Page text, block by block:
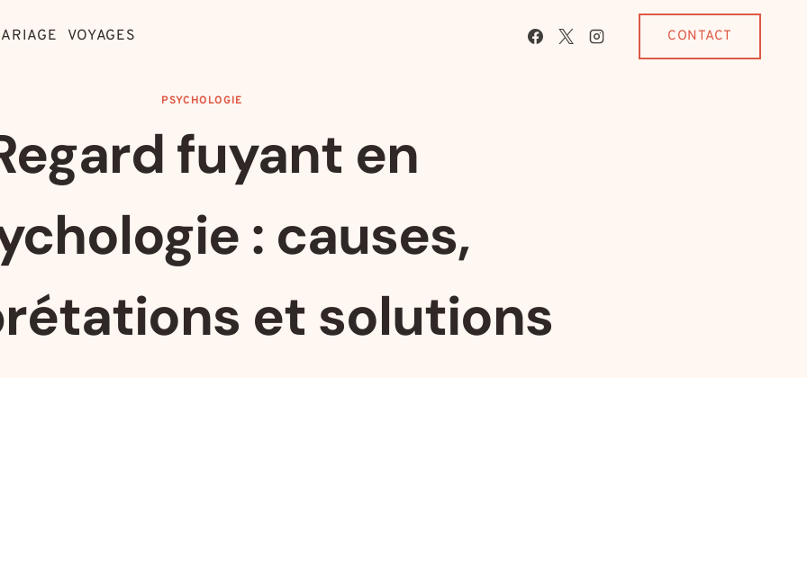
VOYAGES CONTACT
PSYCHOLOGIE
fuyant en
: causes,
et solutions